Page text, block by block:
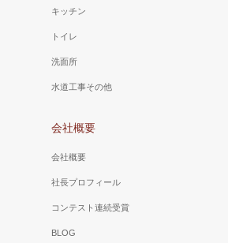
キッチン
トイレ
洗面所
水道工事その他
会社概要
会社概要
社長プロフィール
コンテスト連続受賞
BLOG